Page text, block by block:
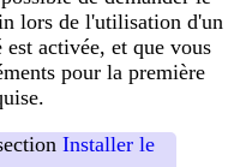
lors de l'utilisation d'un
activée, et que vous
pour la première
Installer le